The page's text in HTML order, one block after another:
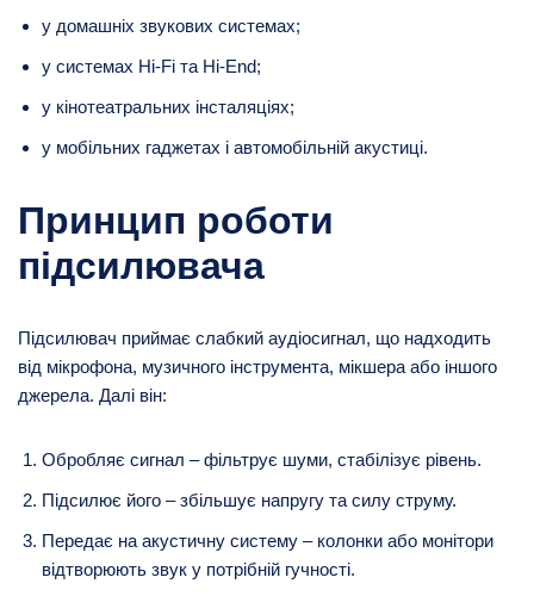
у домашніх звукових системах;
у системах Hi-Fi та Hi-End;
у кінотеатральних інсталяціях;
у мобільних гаджетах і автомобільній акустиці.
Принцип роботи
підсилювача
Підсилювач приймає слабкий аудіосигнал, що надходить
від мікрофона, музичного інструмента, мікшера або іншого
джерела. Далі він:
Обробляє сигнал – фільтрує шуми, стабілізує рівень.
Підсилює його – збільшує напругу та силу струму.
Передає на акустичну систему – колонки або монітори
відтворюють звук у потрібній гучності.